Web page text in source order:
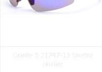
Granite 5 21747-13 Slnečné
okuliare